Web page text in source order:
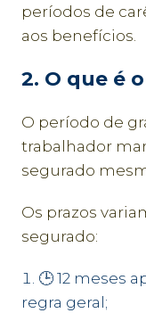
períodos de
aos benefícios.
2. O que é
O período de
trabalhador
segurado
Os prazos
segurado:
🕒 12 meses
regra geral;